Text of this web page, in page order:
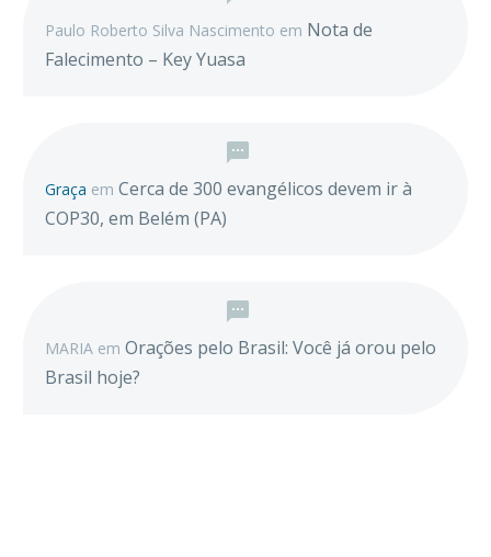
Paulo Roberto Silva Nascimento em Nota de
Falecimento – Key Yuasa
Graça em Cerca de 300 evangélicos devem ir à
COP30, em Belém (PA)
MARIA em Orações pelo Brasil: Você já orou pelo
Brasil hoje?